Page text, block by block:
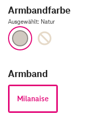
Armbandfarbe
Ausgewählt: Natur
Natur
Armband
Milanaise